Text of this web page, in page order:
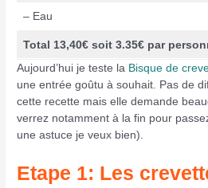
– Eau
Total 13,40€ soit 3.35€ par
Aujourd’hui je teste la Bisque de
une entrée goûtu à souhait. Pas de
cette recette mais elle demande
verrez notamment à la fin pour
une astuce je veux bien).
Etape 1: Les